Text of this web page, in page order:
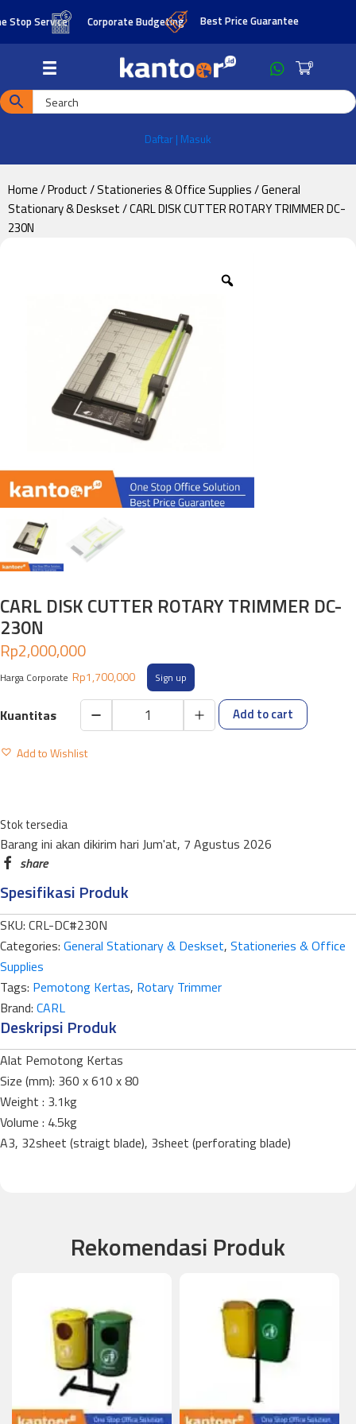
content
Service Corporate Budgeting Best Price Guarantee
0
Daftar | Masuk
Home/Product/Stationeries & Office Supplies/General
Stationary & Deskset/ CARL DISK CUTTER ROTARY TRIMMER DC-
230N
CARL DISK CUTTER ROTARY TRIMMER DC-
230N
Stok tersedia
Rp2,000,000
Harga Corporate Rp1,700,000 Sign up
CARL
DISK
DC-
230N
quantity
Add to cart
Add to Wishlist
Barang ini akan dikirim hari Jum'at, 7 Agustus 2026
Spesifikasi Produk
SKU: CRL-DC#230N
Categories: General Stationary & Deskset, Stationeries & Office
Supplies
Tags: Pemotong Kertas, Rotary Trimmer
Brand: CARL
Deskripsi Produk
Alat Pemotong Kertas
Size (mm): 360 x 610 x 80
Weight : 3.1kg
Volume : 4.5kg
A3, 32sheet (straigt blade), 3sheet (perforating blade)
Rekomendasi Produk